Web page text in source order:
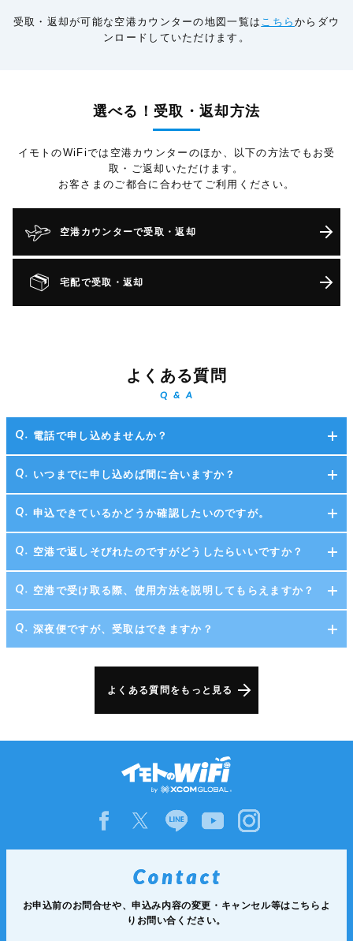
受取・返却が可能な空港カウンターの地図一覧は こちらからダウ
ンロードしていただけます。
選べる！受取・返却方法
イモトのWiFiでは空港カウンターのほか、以下の方法でもお受
取・ご返却いただけます。
お客さまのご都合に合わせてご利用ください。
空港カウンターで受取・返却
宅配で受取・返却
よくある質問
Q & A
電話で申し込めませんか？
いつまでに申し込めば間に合いますか？
申込できているかどうか確認したいのですが。
空港で返しそびれたのですがどうしたらいいですか？
空港で受け取る際、使用方法を説明してもらえますか？
深夜便ですが、受取はできますか？
よくある質問をもっと見る
お申込前のお問合せや、申込み内容の変更・キャンセル等はこちらよ
りお問い合ください。